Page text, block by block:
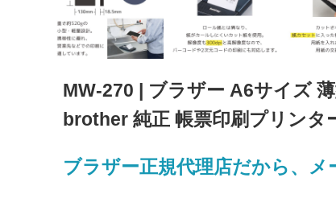
MW-270 | ブラザー A6サイズ
brother 純正 帳票印刷プリンタ
ブラザー正規代理店だから、メ